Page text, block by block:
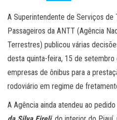
A Superintendente de Serviços de
Passageiros da ANTT (Agência
Terrestres) publicou várias
desta quinta-feira, 15 de
empresas de ônibus para a
rodoviário em regime de
A Agência ainda atendeu ao